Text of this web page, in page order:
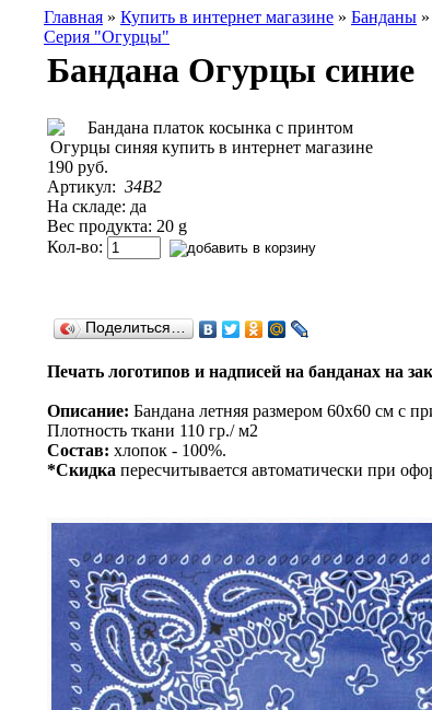
Главная » Купить в интернет магазине » Банданы »
Серия "Огурцы"
Бандана Огурцы синие
190 руб.
Артикул: 34B2
На складе: да
Вес продукта: 20 g
Кол-во:
Поделиться…
Печать логотипов и надписей на банданах на
Описание: Бандана летняя размером 60х60 см с
Плотность ткани 110 гр./ м2
Состав: хлопок - 100%.
*Скидка пересчитывается автоматически при